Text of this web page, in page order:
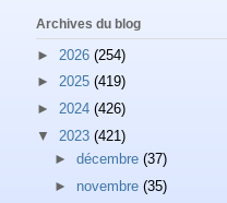
Archives du blog
► 2026 (254)
► 2025 (419)
► 2024 (426)
▼ 2023 (421)
► décembre (37)
► novembre (35)